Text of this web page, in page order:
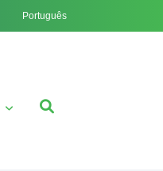
Português